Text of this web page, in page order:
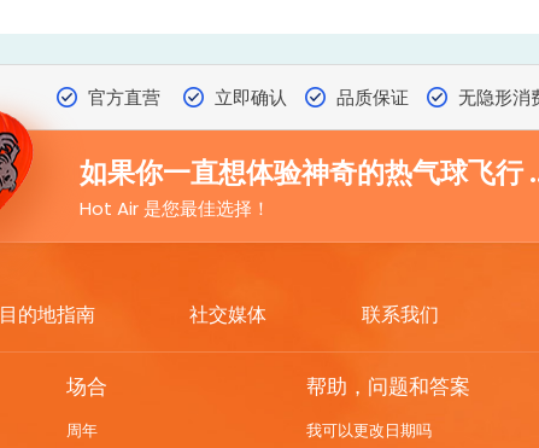
官方直营 立即确认 品质保证 无隐形消
如果你一直想体验神奇的热气球飞行
Hot Air 是您最佳选择！
目的地指南 社交媒体 联系我们
场合
周年
帮助，问题和答案
我可以更改日期吗